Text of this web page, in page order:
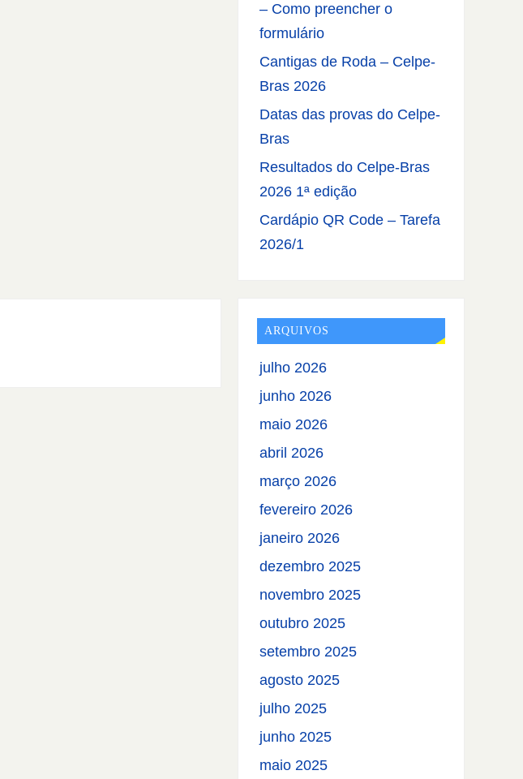
– Como preencher o
formulário
Cantigas de Roda – Celpe-
Bras 2026
Datas das provas do Celpe-
Bras
Resultados do Celpe-Bras
2026 1ª edição
Cardápio QR Code – Tarefa
2026/1
ARQUIVOS
julho 2026
junho 2026
maio 2026
abril 2026
março 2026
fevereiro 2026
janeiro 2026
dezembro 2025
novembro 2025
outubro 2025
setembro 2025
agosto 2025
julho 2025
junho 2025
maio 2025